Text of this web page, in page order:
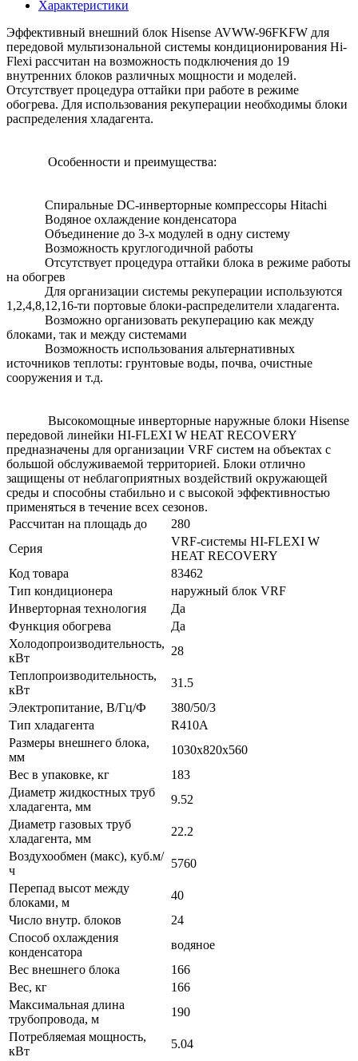
Характеристики
Эффективный внешний блок Hisense AVWW-96FKFW для
передовой мультизональной системы кондиционирования Hi-
Flexi рассчитан на возможность подключения до 19
внутренних блоков различных мощности и моделей.
Отсутствует процедура оттайки при работе в режиме
обогрева. Для использования рекуперации необходимы блоки
распределения хладагента.
Особенности и преимущества:
Спиральные DC-инверторные компрессоры Hitachi
Водяное охлаждение конденсатора
Объединение до 3-х модулей в одну систему
Возможность круглогодичной работы
Отсутствует процедура оттайки блока в режиме работы
на обогрев
Для организации системы рекуперации используются
1,2,4,8,12,16-ти портовые блоки-распределители хладагента.
Возможно организовать рекуперацию как между
блоками, так и между системами
Возможность использования альтернативных
источников теплоты: грунтовые воды, почва, очистные
сооружения и т.д.
Высокомощные инверторные наружные блоки Hisense
передовой линейки HI-FLEXI W HEAT RECOVERY
предназначены для организации VRF систем на объектах с
большой обслуживаемой территорией. Блоки отлично
защищены от неблагоприятных воздействий окружающей
среды и способны стабильно и с высокой эффективностью
применяться в течение всех сезонов.
Рассчитан на площадь до
280
Серия
VRF-системы HI-FLEXI W
HEAT RECOVERY
Код товара
83462
Тип кондиционера
наружный блок VRF
Инверторная технология
Да
Функция обогрева
Да
Холодопроизводительность,
кВт
28
Теплопроизводительность,
кВт
31.5
Электропитание, В/Гц/Ф
380/50/3
Тип хладагента
R410A
Размеры внешнего блока,
мм
1030x820x560
Вес в упаковке, кг
183
Диаметр жидкостных труб
хладагента, мм
9.52
Диаметр газовых труб
хладагента, мм
22.2
Воздухообмен (макс), куб.м/
ч
5760
Перепад высот между
блоками, м
40
Число внутр. блоков
24
Способ охлаждения
конденсатора
водяное
Вес внешнего блока
166
Вес, кг
166
Максимальная длина
трубопровода, м
190
Потребляемая мощность,
кВт
5.04